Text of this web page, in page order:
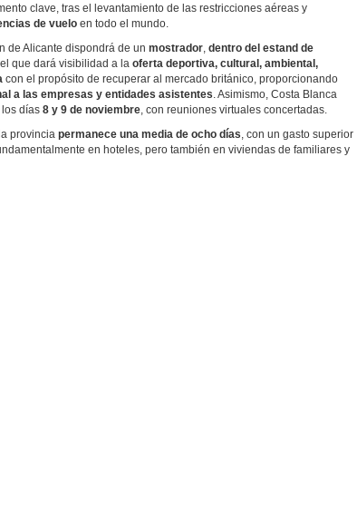
clave, tras el levantamiento de las restricciones aéreas y
de vuelo en todo el mundo.
de Alicante dispondrá de un mostrador, dentro del estand de
que dará visibilidad a la oferta deportiva, cultural, ambiental,
con el propósito de recuperar al mercado británico, proporcionando
a las empresas y entidades asistentes. Asimismo, Costa Blanca
los días 8 y 9 de noviembre, con reuniones virtuales concertadas.
provincia permanece una media de ocho días, con un gasto superior
en hoteles, pero también en viviendas de familiares y